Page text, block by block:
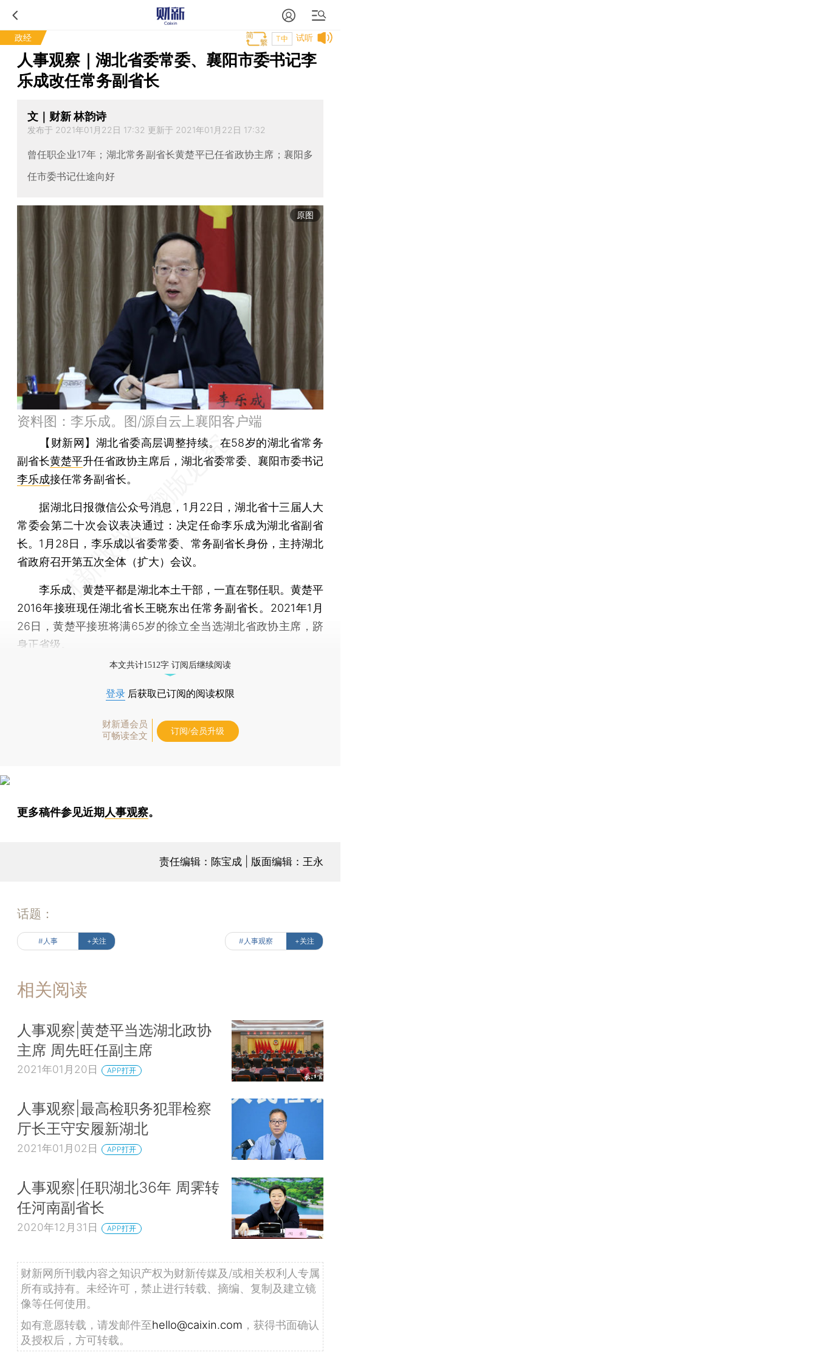
政经 试听
T中
人事观察｜湖北省委常委、襄阳市委书记李
乐成改任常务副省长
文｜财新 林韵诗
发布于 2021年01月22日 17:32 更新于 2021年01月22日 17:32
曾任职企业17年；湖北常务副省长黄楚平已任省政协主席；襄阳多
任市委书记仕途向好
原图
资料图：李乐成。图/源自云上襄阳客户端
【财新网】 湖北省委高层调整持续。在58岁的湖北省常务
副省长黄楚平升任省政协主席后，湖北省委常委、襄阳市委书记
李乐成接任常务副省长。
据湖北日报微信公众号消息，1月22日，湖北省十三届人大
常委会第二十次会议表决通过：决定任命李乐成为湖北省副省
长。1月28日，李乐成以省委常委、常务副省长身份，主持湖北
省政府召开第五次全体（扩大）会议。
李乐成、黄楚平都是湖北本土干部，一直在鄂任职。黄楚平
2016年接班现任湖北省长王晓东出任常务副省长。2021年1月
26日，黄楚平接班将满65岁的徐立全当选湖北省政协主席，跻
身正省级。
本文共计1512字 订阅后继续阅读
登录 后获取已订阅的阅读权限
财新通会员
可畅读全文
订阅/会员升级
更多稿件参见近期人事观察。
责任编辑：陈宝成 | 版面编辑：王永
话题：
#人事 +关注 #人事观察 +关注
相关阅读
人事观察|黄楚平当选湖北政协
主席 周先旺任副主席
2021年01月20日 APP打开
人事观察|最高检职务犯罪检察
厅长王守安履新湖北
2021年01月02日 APP打开
人事观察|任职湖北36年 周霁转
任河南副省长
2020年12月31日 APP打开
财新网所刊载内容之知识产权为财新传媒及/或相关权利人专属
所有或持有。未经许可，禁止进行转载、摘编、复制及建立镜
像等任何使用。
如有意愿转载，请发邮件至hello@caixin.com ，获得书面确认
及授权后，方可转载。